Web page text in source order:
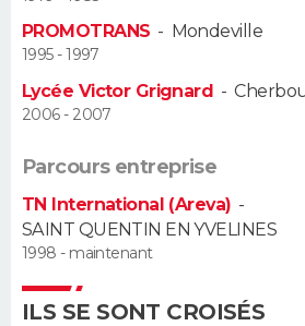
Alimentation
Guide de la santé
Maladies
Médicaments
Sommeil
VOYAGE
Destinations
City break
Voyage nature
Voyage de noces
Forum
Climat
+
PHOTO
BONS PLANS
CARTE DE VOEUX
Carte de Noël
Carte Bonne année
Carte Saint-Valentin
Carte Pâques
Carte d'anniversaire
DICTIONNAIRE
PROMOTRANS - Mondeville
1995 - 1997
Lycée Victor Grignard -
2006 - 2007
Parcours entreprise
TN International (Areva) -
SAINT QUENTIN EN YVELINES
1998 - maintenant
ILS SE SONT CROISÉS